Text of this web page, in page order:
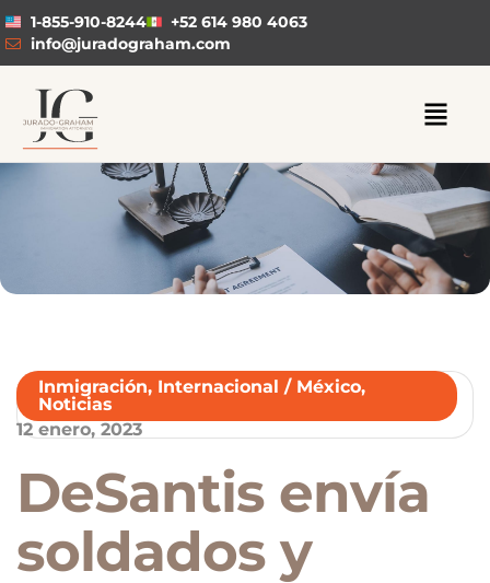
1-855-910-8244
+52 614 980 4063
info@juradograham.com
Inmigración, Internacional / México,
Noticias
12 enero, 2023
DeSantis envía
soldados y